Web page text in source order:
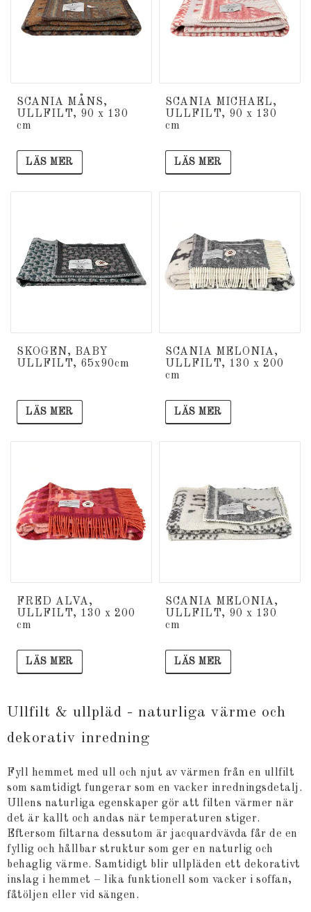
SCANIA MÅNS,
ULLFILT, 90 x 130
cm
LÄS MER
SCANIA MICHAEL,
ULLFILT, 90 x 130
cm
LÄS MER
SKOGEN, BABY
ULLFILT, 65x90cm
LÄS MER
SCANIA MELONIA,
ULLFILT, 130 x 200
cm
LÄS MER
FRED ALVA,
ULLFILT, 130 x 200
cm
LÄS MER
SCANIA MELONIA,
ULLFILT, 90 x 130
cm
LÄS MER
Ullfilt & ullpläd - naturliga värme och
dekorativ inredning
Fyll hemmet med ull och njut av värmen från en ullfilt
som samtidigt fungerar som en vacker inredningsdetalj.
Ullens naturliga egenskaper gör att filten värmer när
det är kallt och andas när temperaturen stiger.
Eftersom filtarna dessutom är jacquardvävda får de en
fyllig och hållbar struktur som ger en naturlig och
behaglig värme. Samtidigt blir ullpläden ett dekorativt
inslag i hemmet – lika funktionell som vacker i soffan,
fåtöljen eller vid sängen.